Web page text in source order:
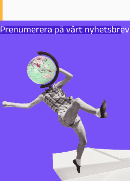
Prenumerera på vårt nyhetsbrev